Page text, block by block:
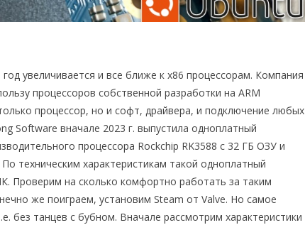
увеличивается и все ближе к x86 процессорам. Компания
процессоров собственной разработки на ARM
процессор, но и софт, драйвера, и подключение любых
Software вначале 2023 г. выпустила одноплатный
процессора Rockchip RK3588 с 32 ГБ ОЗУ и
техническим характеристикам такой одноплатный
на сколько комфортно работать за таким
же поиграем, установим Steam от Valve. Но самое
без танцев с бубном. Вначале рассмотрим характеристики